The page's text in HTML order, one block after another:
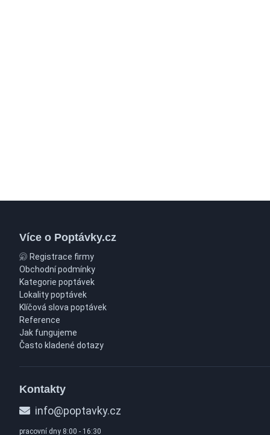
Více o Poptávky.cz
Registrace firmy
Obchodní podmínky
Kategorie poptávek
Lokality poptávek
Klíčová slova poptávek
Reference
Jak fungujeme
Často kladené dotazy
Kontakty
info@poptavky.cz
pracovní dny 8:00 - 16:30